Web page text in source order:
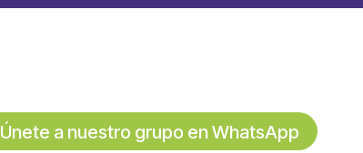
Únete a nuestro grupo en WhatsApp